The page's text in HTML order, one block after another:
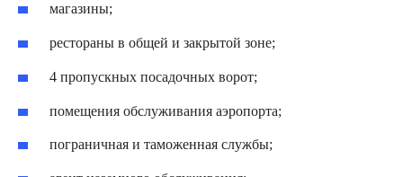
магазины;
рестораны в общей и закрытой зоне;
4 пропускных посадочных ворот;
помещения обслуживания аэропорта;
пограничная и таможенная службы;